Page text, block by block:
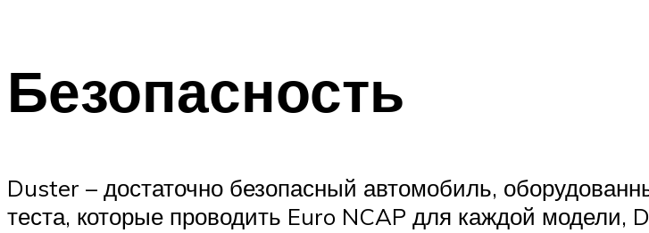
Безопасность
Duster – достаточно безопасный автомобиль,
теста, которые проводить Euro NCAP для каждой модели,